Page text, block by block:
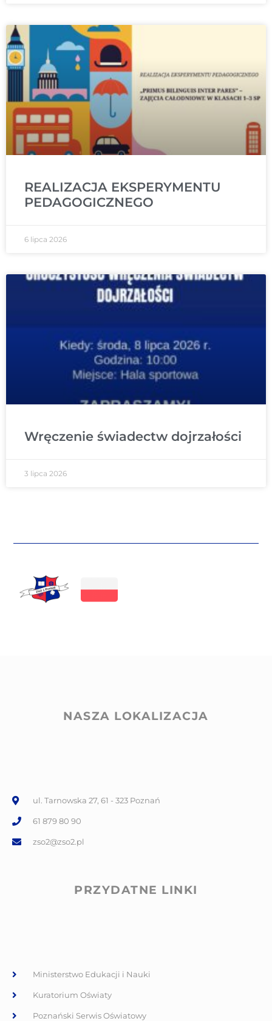
REALIZACJA EKSPERYMENTU
PEDAGOGICZNEGO
6 lipca 2026
Wręczenie świadectw dojrzałości
3 lipca 2026
NASZA LOKALIZACJA
ul. Tarnowska 27, 61 - 323 Poznań
61 879 80 90
zso2@zso2.pl
PRZYDATNE LINKI
Ministerstwo Edukacji i Nauki
Kuratorium Oświaty
Poznański Serwis Oświatowy